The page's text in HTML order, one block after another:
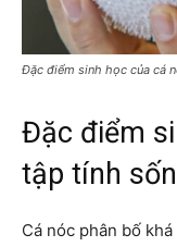
Đặc điểm sinh học của cá
Đặc điểm
tập tính
Cá nóc phân bố